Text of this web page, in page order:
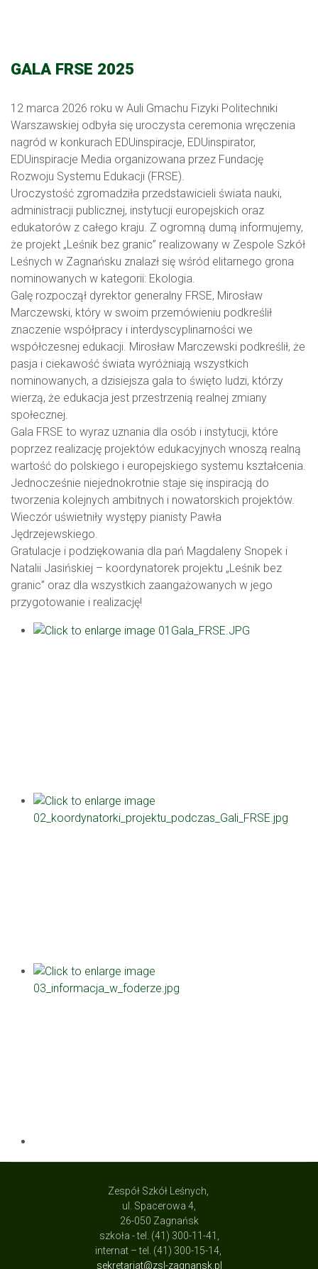
GALA FRSE 2025
12 marca 2026 roku w Auli Gmachu Fizyki Politechniki
Warszawskiej odbyła się uroczysta ceremonia wręczenia
nagród w konkurach EDUinspiracje, EDUinspirator,
EDUinspiracje Media organizowana przez Fundację
Rozwoju Systemu Edukacji (FRSE).
Uroczystość zgromadziła przedstawicieli świata nauki,
administracji publicznej, instytucji europejskich oraz
edukatorów z całego kraju. Z ogromną dumą informujemy,
że projekt „Leśnik bez granic” realizowany w Zespole Szkół
Leśnych w Zagnańsku znalazł się wśród elitarnego grona
nominowanych w kategorii: Ekologia.
Galę rozpoczął dyrektor generalny FRSE, Mirosław
Marczewski, który w swoim przemówieniu podkreślił
znaczenie współpracy i interdyscyplinarności we
współczesnej edukacji. Mirosław Marczewski podkreślił, że
pasja i ciekawość świata wyróżniają wszystkich
nominowanych, a dzisiejsza gala to święto ludzi, którzy
wierzą, że edukacja jest przestrzenią realnej zmiany
społecznej.
Gala FRSE to wyraz uznania dla osób i instytucji, które
poprzez realizację projektów edukacyjnych wnoszą realną
wartość do polskiego i europejskiego systemu kształcenia.
Jednocześnie niejednokrotnie staje się inspiracją do
tworzenia kolejnych ambitnych i nowatorskich projektów.
Wieczór uświetniły występy pianisty Pawła
Jędrzejewskiego.
Gratulacje i podziękowania dla pań Magdaleny Snopek i
Natalii Jasińskiej – koordynatorek projektu „Leśnik bez
granic” oraz dla wszystkich zaangażowanych w jego
przygotowanie i realizację!
Zespół Szkół Leśnych,
ul. Spacerowa 4,
26-050 Zagnańsk
szkoła - tel. (41) 300-11-41,
internat – tel. (41) 300-15-14,
sekretariat@zsl-zagnansk.pl